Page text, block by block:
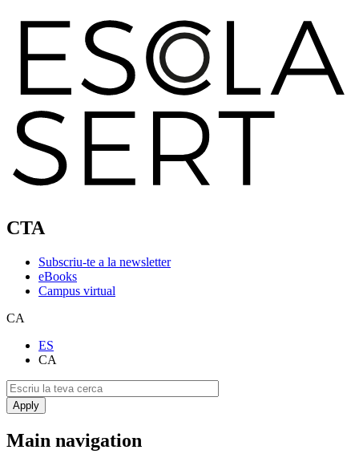
CTA
Subscriu-te a la newsletter
eBooks
Campus virtual
CA
ES
CA
Main navigation